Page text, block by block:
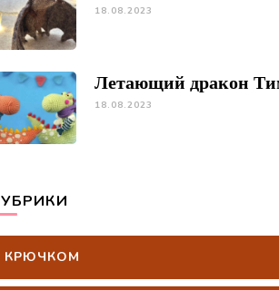
18.08.2023
Летающий дракон
18.08.2023
КРЮЧКОМ